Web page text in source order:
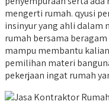
mengerti rumah. qyusi
insinyur yang ahli dalam
rumah bersama beragam
mampu membantu
pemilihan materi
pekerjaan ingat rumah